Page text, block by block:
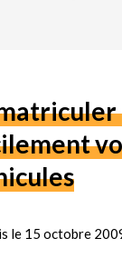
le 15 octobre